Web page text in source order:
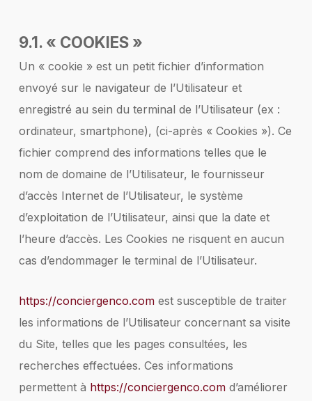
9.1. « COOKIES »
Un « cookie » est un petit fichier d’information
envoyé sur le navigateur de l’Utilisateur et
enregistré au sein du terminal de l’Utilisateur (ex :
ordinateur, smartphone), (ci-après « Cookies »). Ce
fichier comprend des informations telles que le
nom de domaine de l’Utilisateur, le fournisseur
d’accès Internet de l’Utilisateur, le système
d’exploitation de l’Utilisateur, ainsi que la date et
l’heure d’accès. Les Cookies ne risquent en aucun
cas d’endommager le terminal de l’Utilisateur.
https://conciergenco.comest susceptible de traiter
les informations de l’Utilisateur concernant sa visite
du Site, telles que les pages consultées, les
recherches effectuées. Ces informations
permettent à https://conciergenco.comd’améliorer